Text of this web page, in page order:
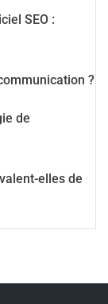
SEO :
?
de
elles de